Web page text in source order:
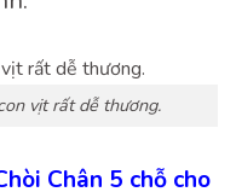
vịt rất dễ thương.
Chân 5 chỗ cho